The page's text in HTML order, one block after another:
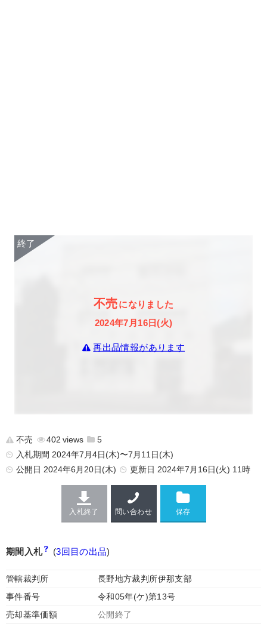
不売になりました
2024年7月16日(火)
再出品情報があります
不売 402
5
入札期間 2024年7月4日(木)〜7月11日(木)
公開日 2024年6月20日(木) 更新日 2024年7月16日(火) 11時
入札終了 問い合わせ
期間入札 (3回目の出品)
管轄裁判所
長野地方裁判所伊那支部
事件番号
令和05年(ケ)第13号
売却基準価額
公開終了